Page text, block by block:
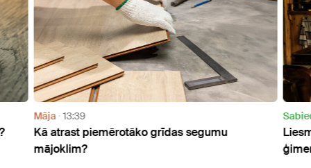
Māja 13:39
Kā atrast piemērotāko grīdas segumu
mājoklim?